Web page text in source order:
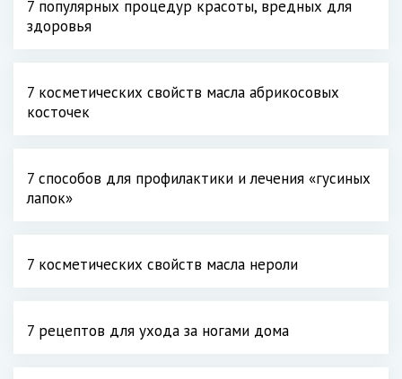
7 популярных процедур красоты, вредных для
здоровья
7 косметических свойств масла абрикосовых
косточек
7 способов для профилактики и лечения «гусиных
лапок»
7 косметических свойств масла нероли
7 рецептов для ухода за ногами дома